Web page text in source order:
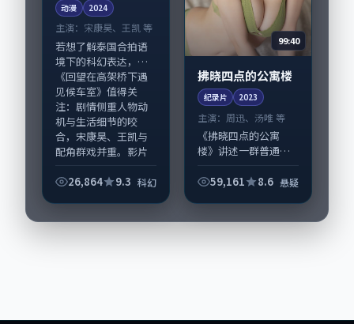
动漫 2024
主演： 宋康昊、王凯 等
若想了解泰国合拍语
境下的科幻表达，
《回望在高架桥下遇
见候车室》值得关
注：剧情侧重人物动
机与生活细节的咬
合，宋康昊、王凯与
配角群戏并重。影片
26,864
9.3 科幻
99:40
拂晓四点的公寓楼
纪录片 2023
主演： 周迅、汤唯 等
《拂晓四点的公寓
楼》讲述一群普通人
写人生轨迹的故事，
导演毕赣擅长留白叙
59,161 8.6 悬疑